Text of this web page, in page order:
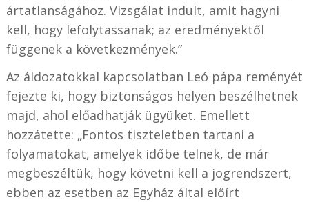
ártatlanságához. Vizsgálat indult, amit hagyni
kell, hogy lefolytassanak; az eredményektől
függenek a következmények.”
Az áldozatokkal kapcsolatban Leó pápa reményét
fejezte ki, hogy biztonságos helyen beszélhetnek
majd, ahol előadhatják ügyüket. Emellett
hozzátette: „Fontos tiszteletben tartani a
folyamatokat, amelyek időbe telnek, de már
megbeszéltük, hogy követni kell a jogrendszert,
ebben az esetben az Egyház által előírt